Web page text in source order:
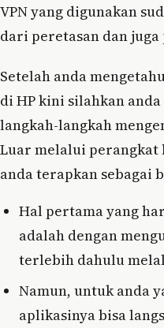
VPN yang digunakan
dari peretasan dan
Setelah anda
di HP kini silahkan
langkah-langkah
Luar melalui perangkat
anda terapkan sebagai
Hal pertama yang
adalah dengan
terlebih dahulu
Namun, untuk anda
aplikasinya bisa